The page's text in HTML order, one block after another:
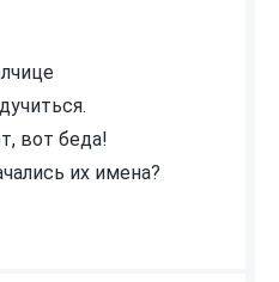
вот беда!
их имена?